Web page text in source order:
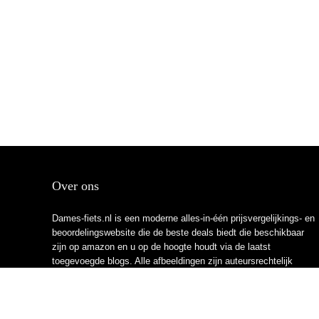
Over ons
Dames-fiets.nl is een moderne alles-in-één prijsvergelijkings- en
beoordelingswebsite die de beste deals biedt die beschikbaar
zijn op amazon en u op de hoogte houdt via de laatst
toegevoegde blogs. Alle afbeeldingen zijn auteursrechtelijk